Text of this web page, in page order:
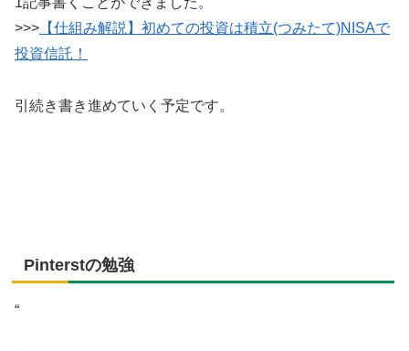
>>> 【仕組み解説】初めての投資は積立(つみたて)NISAで
投資信託！
引続き書き進めていく予定です。
Pinterstの勉強
“